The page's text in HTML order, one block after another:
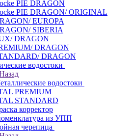
PIE DRAGON
PIE DRAGON/ ORIGINAL
EUROPA
SIBERIA
DRAGON
DRAGON
DRAGON
водостоки
водостоки
PREMIUM
STANDARD
корректор
из УПП
черепица